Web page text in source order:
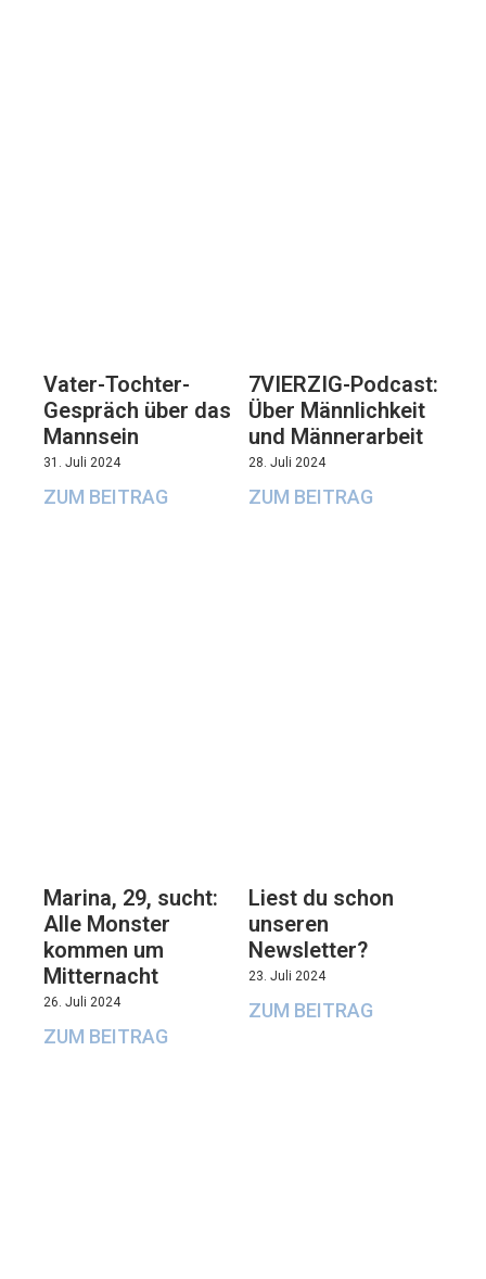
Vater-Tochter-
Gespräch über das
Mannsein
31. Juli 2024
ZUM BEITRAG
7VIERZIG-Podcast:
Über Männlichkeit
und Männerarbeit
28. Juli 2024
ZUM BEITRAG
Marina, 29, sucht:
Alle Monster
kommen um
Mitternacht
26. Juli 2024
ZUM BEITRAG
Liest du schon
unseren
Newsletter?
23. Juli 2024
ZUM BEITRAG